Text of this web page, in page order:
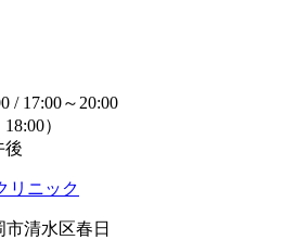
/ 17:00～20:00
）
後
清水区春日